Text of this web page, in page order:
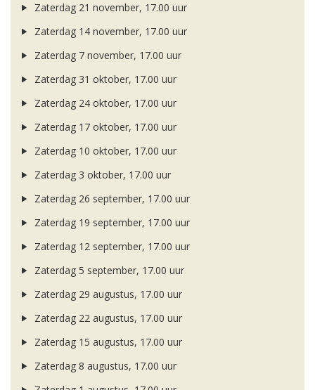
Zaterdag 21 november, 17.00 uur
Zaterdag 14 november, 17.00 uur
Zaterdag 7 november, 17.00 uur
Zaterdag 31 oktober, 17.00 uur
Zaterdag 24 oktober, 17.00 uur
Zaterdag 17 oktober, 17.00 uur
Zaterdag 10 oktober, 17.00 uur
Zaterdag 3 oktober, 17.00 uur
Zaterdag 26 september, 17.00 uur
Zaterdag 19 september, 17.00 uur
Zaterdag 12 september, 17.00 uur
Zaterdag 5 september, 17.00 uur
Zaterdag 29 augustus, 17.00 uur
Zaterdag 22 augustus, 17.00 uur
Zaterdag 15 augustus, 17.00 uur
Zaterdag 8 augustus, 17.00 uur